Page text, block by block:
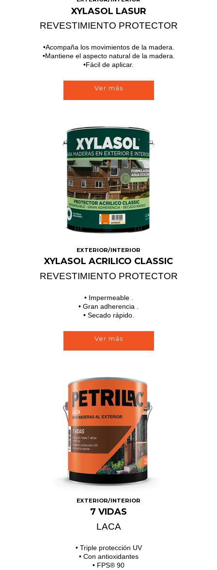
XYLASOL LASUR
REVESTIMIENTO PROTECTOR
Acompaña los movimientos de la madera.
Mantiene el aspecto natural de la madera.
Fácil de aplicar.
Ver más
EXTERIOR/INTERIOR
XYLASOL ACRILICO CLASSIC
REVESTIMIENTO PROTECTOR
• Impermeable .
• Gran adherencia .
• Secado rápido.
Ver más
EXTERIOR/INTERIOR
7 VIDAS
LACA
• Triple protección UV
• Con antioxidantes
• FPS® 90